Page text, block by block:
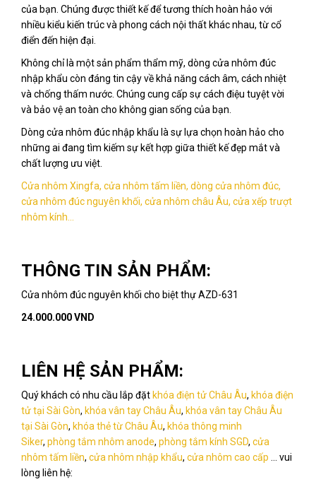
của bạn. Chúng được thiết kế để tương thích hoàn hảo với
nhiều kiểu kiến trúc và phong cách nội thất khác nhau, từ cổ
điển đến hiện đại.
Không chỉ là một sản phẩm thẩm mỹ, dòng cửa nhôm đúc
nhập khẩu còn đáng tin cậy về khả năng cách âm, cách nhiệt
và chống thấm nước. Chúng cung cấp sự cách điệu tuyệt vời
và bảo vệ an toàn cho không gian sống của bạn.
Dòng cửa nhôm đúc nhập khẩu là sự lựa chọn hoàn hảo cho
những ai đang tìm kiếm sự kết hợp giữa thiết kế đẹp mắt và
chất lượng ưu việt.
Cửa nhôm Xingfa, cửa nhôm tấm liền, dòng cửa nhôm đúc,
cửa nhôm đúc nguyên khối, cửa nhôm châu Âu, cửa xếp trượt
nhôm kính...
THÔNG TIN SẢN PHẨM:
Cửa nhôm đúc nguyên khối cho biệt thự AZD-631
24.000.000 VND
LIÊN HỆ SẢN PHẨM:
Quý khách có nhu cầu lắp đặt khóa điện tử Châu Âu, khóa điện
tử tại Sài Gòn, khóa vân tay Châu Âu, khóa vân tay Châu Âu
tại Sài Gòn, khóa thẻ từ Châu Âu, khóa thông minh
Siker, phòng tắm nhôm anode, phòng tắm kính SGD, cửa
nhôm tấm liền, cửa nhôm nhập khẩu, cửa nhôm cao cấp ... vui
lòng liên hệ: